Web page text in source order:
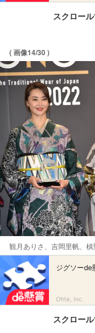
スクロー
( 画像14/30 )
観月ありさ、吉岡里帆、
ジグソーde
Ohte, Inc.
スクロー